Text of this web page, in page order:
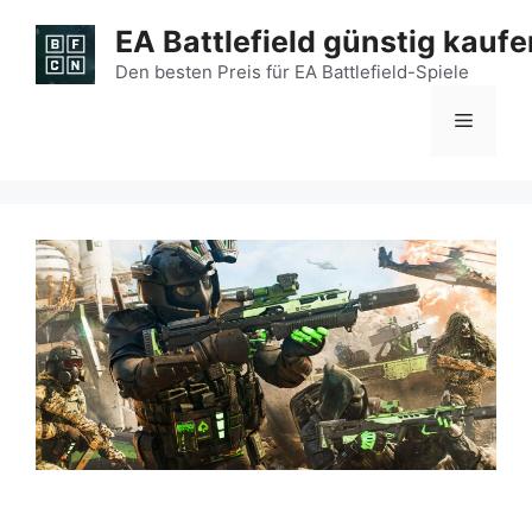
Inhalt
springen
EA Battlefield günstig
Den besten Preis für EA Battlefield-Spiele
Menü